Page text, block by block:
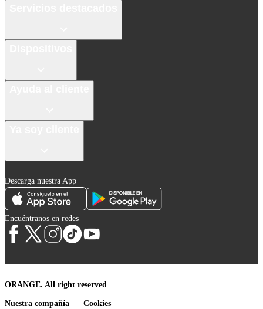
Descarga nuestra App
Encuéntranos en redes
ORANGE. All right reserved
Nuestra compañía Cookies